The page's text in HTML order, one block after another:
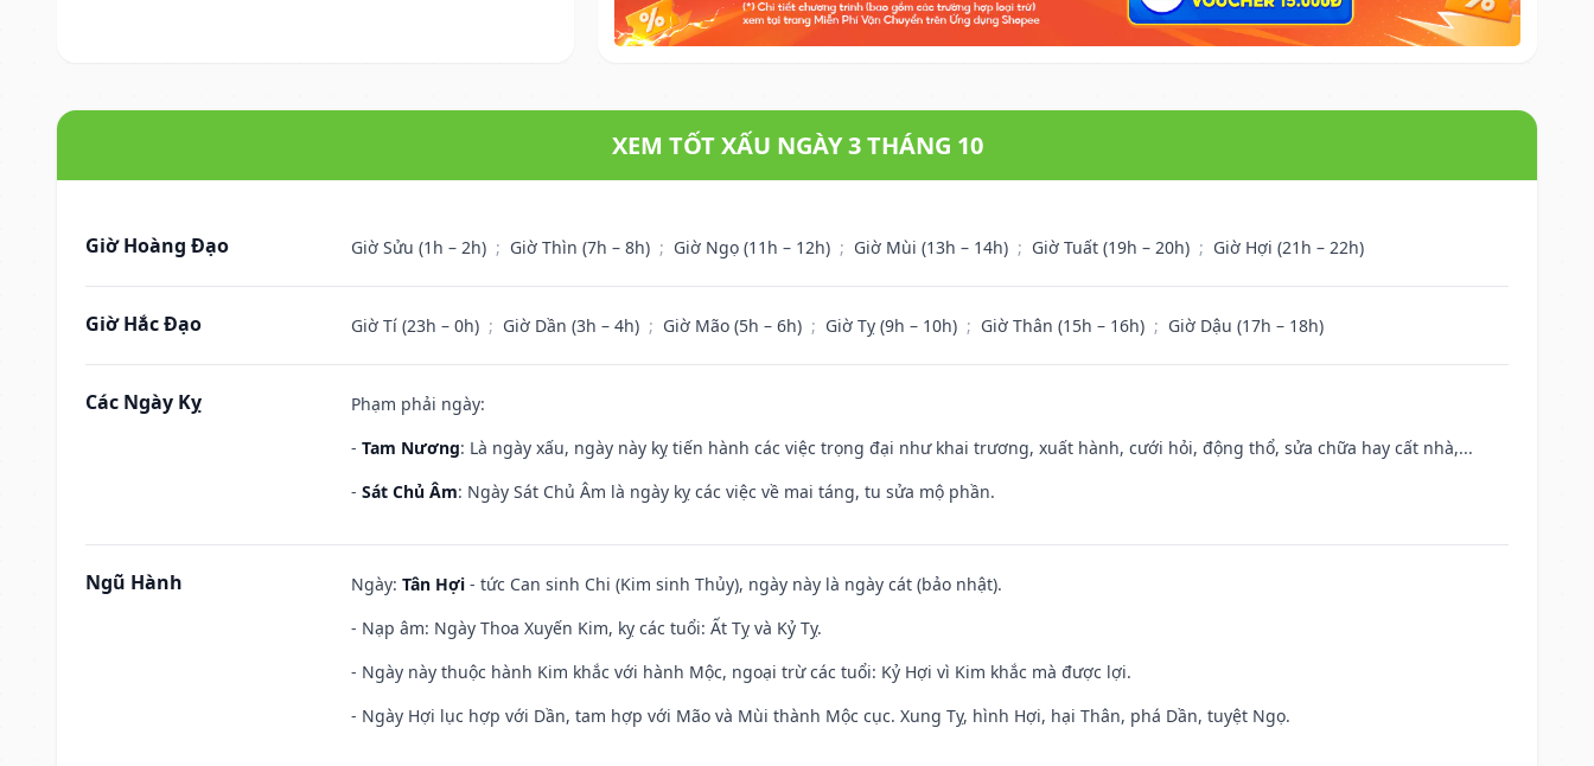
XEM TỐT XẤU NGÀY 3 THÁNG 10
Giờ Hoàng Đạo Giờ Sửu (1h – 2h) ; Giờ Thìn (7h – 8h) ; Giờ Ngọ (11h – 12h) ; Giờ Mùi (13h – 14h) ; Giờ Tuất (19h – 20h) ; Giờ Hợi (21h – 22h)
Giờ Hắc Đạo Giờ Tí (23h – 0h) ; Giờ Dần (3h – 4h) ; Giờ Mão (5h – 6h) ; Giờ Tỵ (9h – 10h) ; Giờ Thân (15h – 16h) ; Giờ Dậu (17h – 18h)
Các Ngày Kỵ
Phạm phải ngày:
- Tam Nương: Là ngày xấu, ngày này kỵ tiến hành các việc trọng đại như khai trương, xuất hành, cưới hỏi, động thổ, sửa chữa hay cất nhà,...
- Sát Chủ Âm: Ngày Sát Chủ Âm là ngày kỵ các việc về mai táng, tu sửa mộ phần.
Ngũ Hành Ngày: Tân Hợi - tức Can sinh Chi (Kim sinh Thủy), ngày này là ngày cát (bảo nhật).
- Nạp âm: Ngày Thoa Xuyến Kim, kỵ các tuổi: Ất Tỵ và Kỷ Tỵ.
- Ngày này thuộc hành Kim khắc với hành Mộc, ngoại trừ các tuổi: Kỷ Hợi vì Kim khắc mà được lợi.
- Ngày Hợi lục hợp với Dần, tam hợp với Mão và Mùi thành Mộc cục. Xung Tỵ, hình Hợi, hại Thân, phá Dần, tuyệt Ngọ.